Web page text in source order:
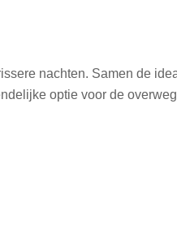
nachten. Samen de
optie voor de